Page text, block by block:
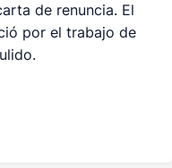
de renuncia. El
por el trabajo de